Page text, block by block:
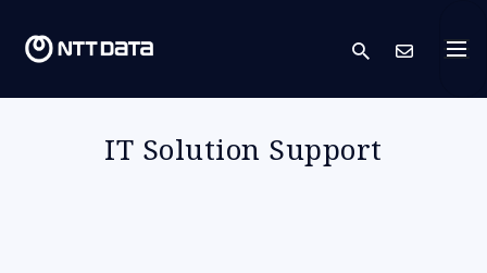
search
IT Solution Support